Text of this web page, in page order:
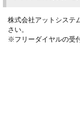
株式会社アットシステ
さい。
※フリーダイヤルの受